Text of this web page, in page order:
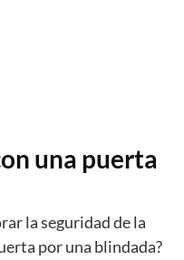
una puerta
la seguridad de la
por una blindada?